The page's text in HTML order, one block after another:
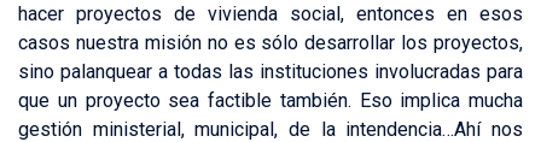
hacer proyectos de vivienda social, entonces en esos
casos nuestra misión no es sólo desarrollar los proyectos,
sino palanquear a todas las instituciones involucradas para
que un proyecto sea factible también. Eso implica mucha
gestión ministerial, municipal, de la intendencia…Ahí nos